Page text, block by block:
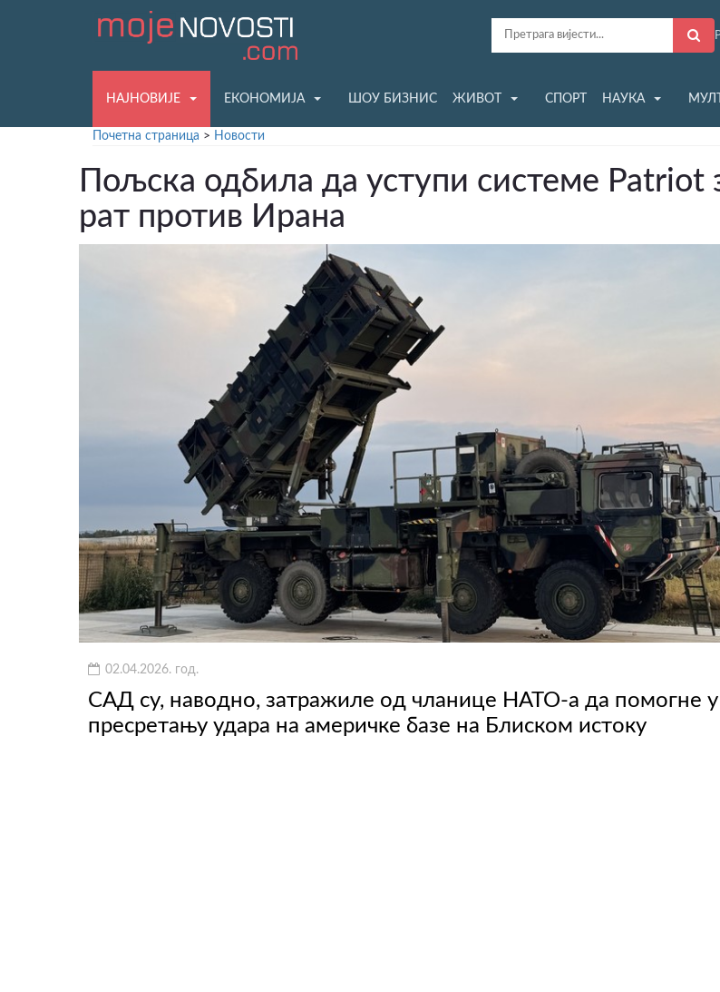
НАЈНОВИЈЕ ЕКОНОМИЈА ШОУ БИЗНИС ЖИВОТ СПОРТ НАУКА
Почетна страница > Новости
Пољска одбила да уступи системе Patriot
рат против Ирана
02.04.2026. год.
САД су, наводно, затражиле од чланице НАТО-а да помогне у
пресретању удара на америчке базе на Блиском истоку